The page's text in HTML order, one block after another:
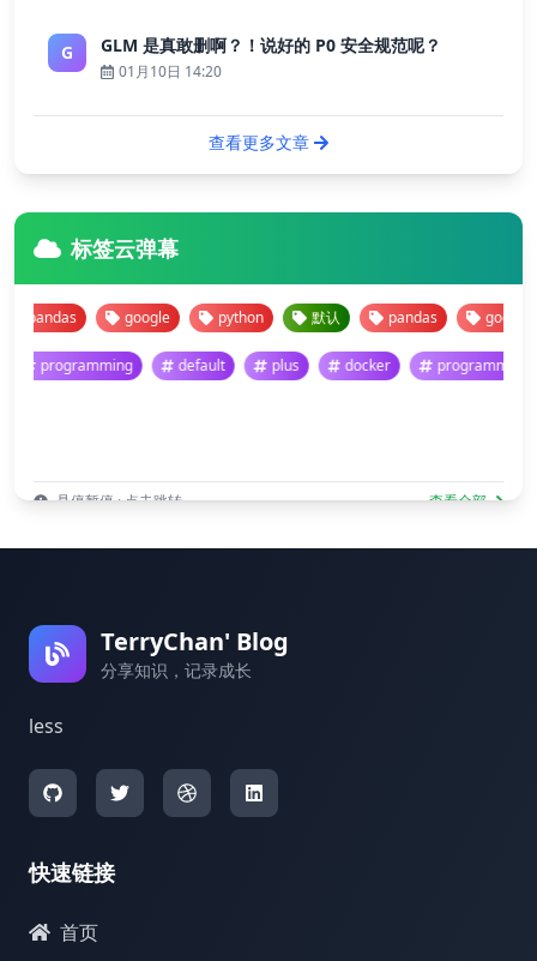
G GLM 是真敢删啊？！说好的 P0 安全规范呢？
01月10日 14:20
查看更多文章
标签云弹幕
pandas google python 默认 pandas google
programming default plus docker
悬停暂停 · 点击跳转 查看全部
TerryChan' Blog
分享知识，记录成长
less
快速链接
首页